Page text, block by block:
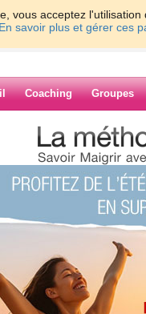
vous acceptez
En savoir plus et gérer ces
Coaching Groupes
> > Nulle
de ninyz